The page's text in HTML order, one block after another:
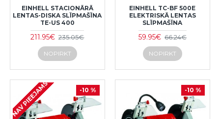
EINHELL STACIONĀRĀ
LENTAS-DISKA SLĪPMAŠĪNA
TE-US 400
211.95€ 235.05€
NOPIRKT
EINHELL TC-BF 500E
ELEKTRISKĀ LENTAS
SLĪPMAŠĪNA
59.95€ 66.24€
NOPIRKT
-10 %
NAV PIEEJAMS -10 %